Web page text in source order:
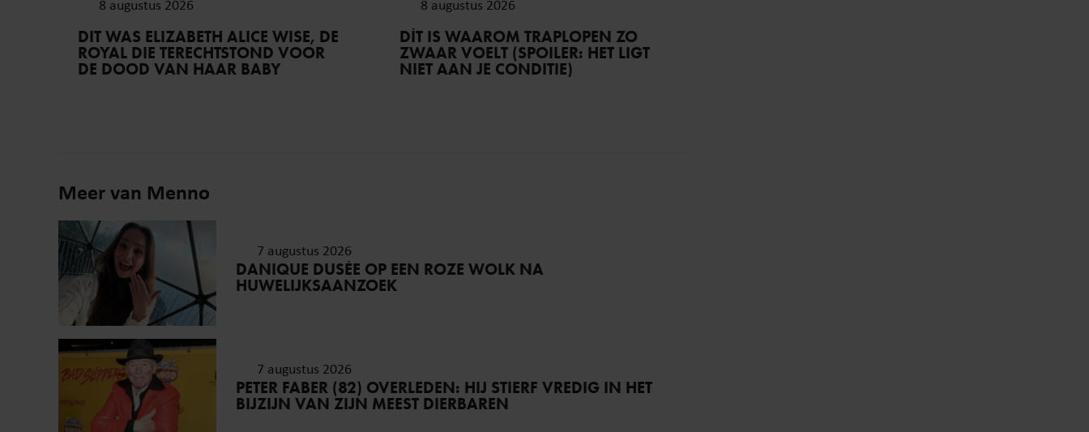
8 augustus 2026
DIT WAS ELIZABETH ALICE WISE, DE
ROYAL DIE TERECHTSTOND VOOR
DE DOOD VAN HAAR BABY
8 augustus 2026
DÍT IS WAAROM TRAPLOPEN ZO
ZWAAR VOELT (SPOILER: HET LIGT
NIET AAN JE CONDITIE)
Meer van Menno
7 augustus 2026
DANIQUE DUSÉE OP EEN ROZE WOLK NA
HUWELIJKSAANZOEK
7 augustus 2026
PETER FABER (82) OVERLEDEN: HIJ STIERF VREDIG IN HET
BIJZIJN VAN ZIJN MEEST DIERBAREN